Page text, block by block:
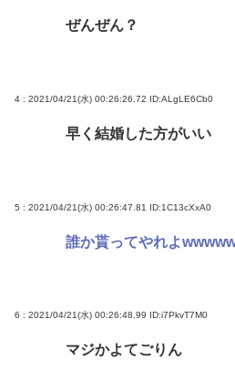
ぜんぜん？
4 : 2021/04/21(水) 00:26:26.72 ID:ALgLE6Cb0
早く結婚した方がいい
5 : 2021/04/21(水) 00:26:47.81 ID:1C13cXxA0
誰か貰ってやれよ
6 : 2021/04/21(水) 00:26:48.99 ID:i7PkvT7M0
マジかよてごりん